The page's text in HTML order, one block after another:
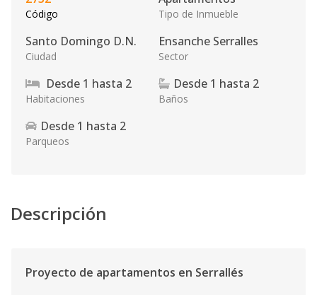
Código Tipo de Inmueble
Santo Domingo D.N.
Ciudad
Ensanche Serralles
Sector
Desde 1 hasta 2
Habitaciones
Desde 1 hasta 2
Baños
Desde 1 hasta 2
Parqueos
Descripción
Proyecto de apartamentos en Serrallés